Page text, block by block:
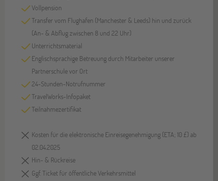
Vollpension
Transfer vom Flughafen (Manchester & Leeds) hin und zurück
(An- & Abflug zwischen 8 und 22 Uhr)
Unterrichtsmaterial
Englischsprachige Betreuung durch Mitarbeiter unserer
Partnerschule vor Ort
24-Stunden-Notrufnummer
TravelWorks-Infopaket
Teilnahmezertifikat
Kosten für die elektronische Einreisegenehmigung (ETA; 10 £) ab
02.04.2025
Hin- & Rückreise
Ggf. Ticket für öffentliche Verkehrsmittel